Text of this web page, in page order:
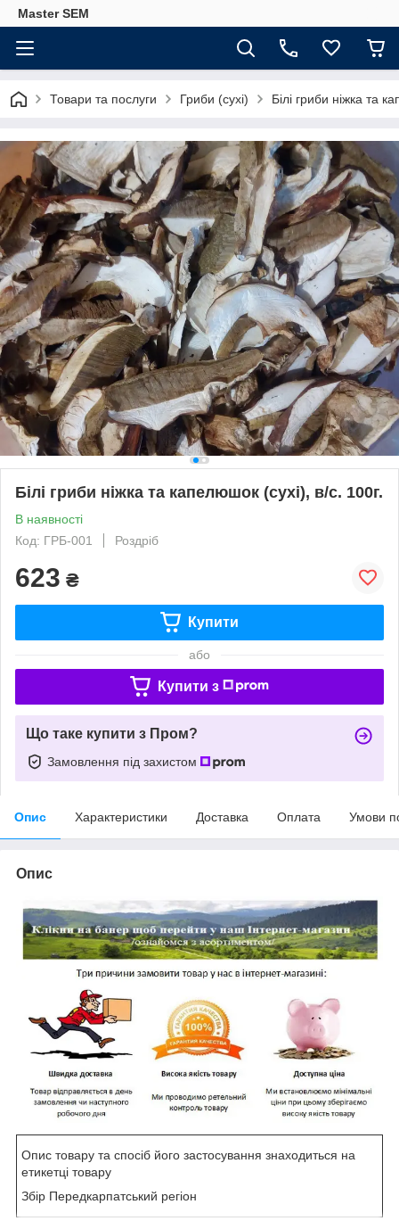
Master SEM
Товари та послуги Гриби (сухі) Білі гриби ніжка та
Білі гриби ніжка та капелюшок (сухі), в/с. 100г.
В наявності
Код: ГРБ-001
Роздріб
623 ₴
Купити
або
Купити з
Що таке купити з Пром?
Замовлення під захистом
Опис Характеристики Доставка Оплата Умови
Опис
Опис товару та спосіб його застосування знаходиться на
етикетці товару
Збір Передкарпатський регіон